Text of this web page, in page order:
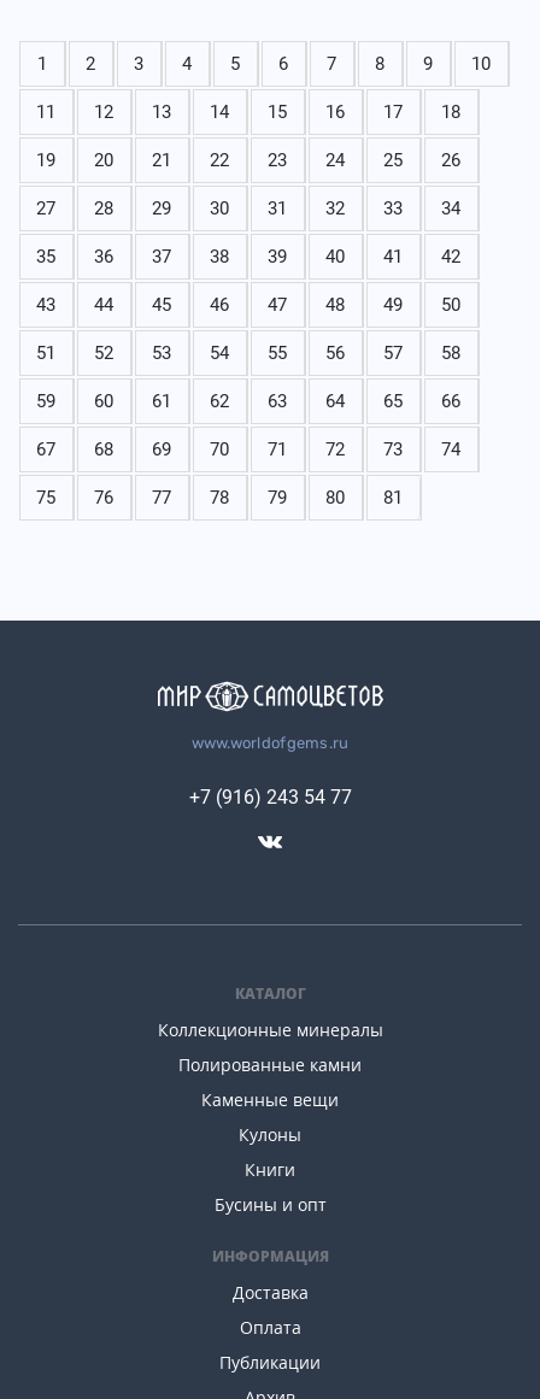
1 2 3 4 5 6 7 8 9 10
11 12 13 14 15 16 17 18
19 20 21 22 23 24 25 26
27 28 29 30 31 32 33 34
35 36 37 38 39 40 41 42
43 44 45 46 47 48 49 50
51 52 53 54 55 56 57 58
59 60 61 62 63 64 65 66
67 68 69 70 71 72 73 74
75 76 77 78 79 80 81
www.worldofgems.ru
КАТАЛОГ
Коллекционные минералы
Полированные камни
Каменные вещи
Кулоны
Книги
Бусины и опт
ИНФОРМАЦИЯ
Доставка
Оплата
Публикации
+7 (916) 243 54 77